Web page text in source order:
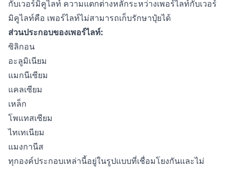
กับเวอร์มิคูไลท์ ความแตกต่างหลักระหว่างเพอร์ไลท์กับเวอร์
มิคูไลท์คือ เพอร์ไลท์ไม่สามารถเก็บรักษาปุ๋ยได้
ส่วนประกอบของเพอร์ไลท์:
ซิลิกอน
อะลูมิเนียม
แมกนีเซียม
แคลเซียม
เหล็ก
โพแทสเซียม
ไทเทเนียม
แมงกานีส
ทุกองค์ประกอบเหล่านี้อยู่ในรูปแบบที่เชื่อมโยงกันและไม่